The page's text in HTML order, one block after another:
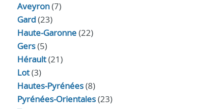
Aveyron(7)
Gard(23)
Haute-Garonne(22)
Gers(5)
Hérault(21)
Lot(3)
Hautes-Pyrénées(8)
Pyrénées-Orientales(23)